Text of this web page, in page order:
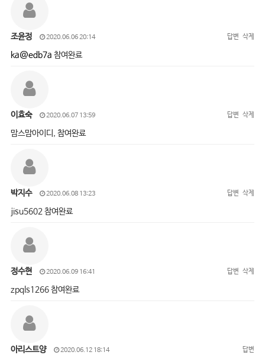
조윤정 2020.06.06 20:14 답변 삭제
ka@edb7a 참여완료
이효숙 2020.06.07 13:59 답변 삭제
맘스맘아이디, 참여완료
박지수 2020.06.08 13:23 답변 삭제
jisu5602 참여완료
정수현 2020.06.09 16:41 답변 삭제
zpqls1266 참여완료
아리스트양 2020.06.12 18:14 답변